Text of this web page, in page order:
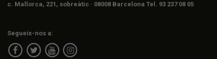
c. Mallorca, 221, sobreàtic · 08008 Barcelona Tel. 93 237 08 05
Segueix-nos a: